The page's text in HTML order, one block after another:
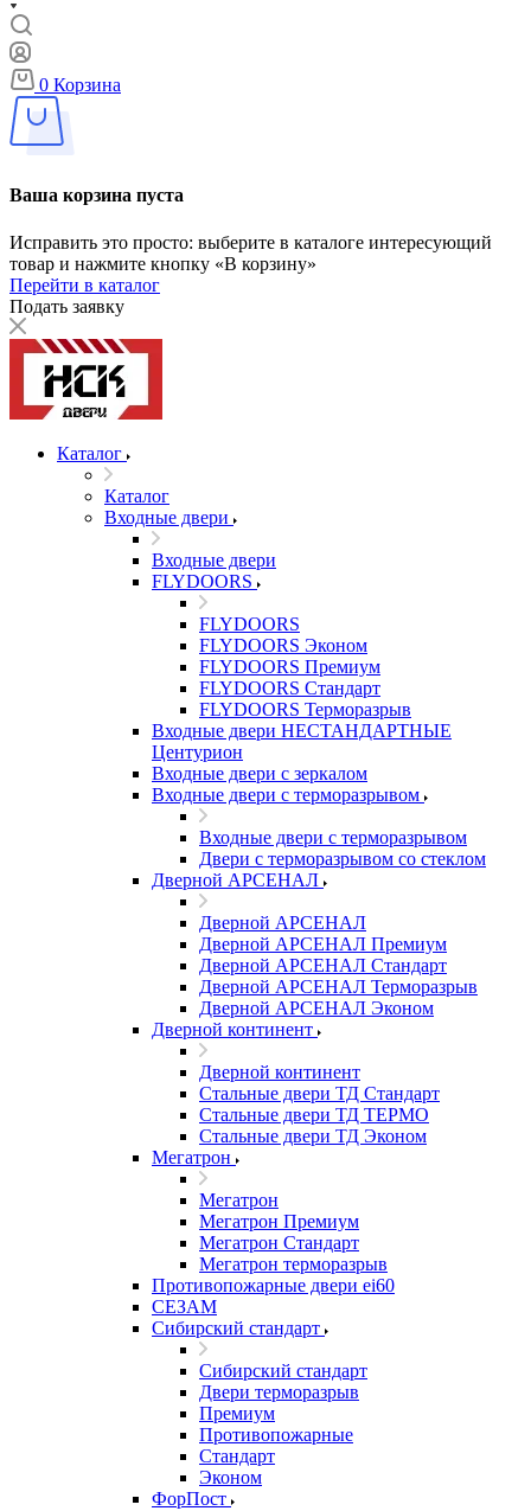
0 Корзина
Ваша корзина пуста
Исправить это просто: выберите в каталоге интересующий
товар и нажмите кнопку «В корзину»
Перейти в каталог
Подать заявку
Каталог
Каталог
Входные двери
Входные двери
FLYDOORS
FLYDOORS
FLYDOORS Эконом
FLYDOORS Премиум
FLYDOORS Стандарт
FLYDOORS Терморазрыв
Входные двери НЕСТАНДАРТНЫЕ
Центурион
Входные двери с зеркалом
Входные двери с терморазрывом
Входные двери с терморазрывом
Двери с терморазрывом со стеклом
Дверной АРСЕНАЛ
Дверной АРСЕНАЛ
Дверной АРСЕНАЛ Премиум
Дверной АРСЕНАЛ Стандарт
Дверной АРСЕНАЛ Терморазрыв
Дверной АРСЕНАЛ Эконом
Дверной континент
Дверной континент
Стальные двери ТД Стандарт
Стальные двери ТД ТЕРМО
Стальные двери ТД Эконом
Мегатрон
Мегатрон
Мегатрон Премиум
Мегатрон Стандарт
Мегатрон терморазрыв
Противопожарные двери ei60
СЕЗАМ
Сибирский стандарт
Сибирский стандарт
Двери терморазрыв
Премиум
Противопожарные
Стандарт
Эконом
ФорПост